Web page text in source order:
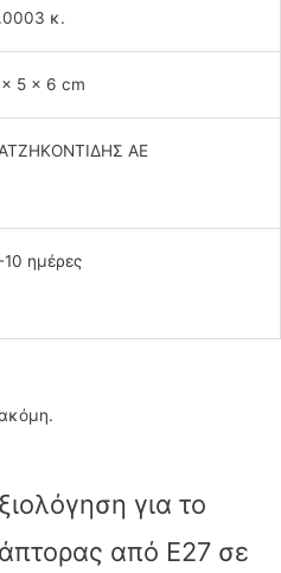
κ.
5 × 6 cm
ΑΕ
ημέρες
για το
από E27 σε